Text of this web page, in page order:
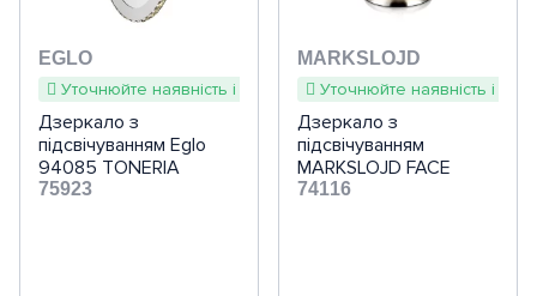
EGLO
Уточнюйте наявність і терміни
Дзеркало з
підсвічуванням Eglo
94085 TONERIA
75923
MARKSLOJD
Уточнюйте наявність і
Дзеркало з
підсвічуванням
MARKSLOJD FACE
105237
74116